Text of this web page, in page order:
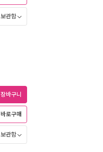
보관함
장바구니
바로구매
보관함